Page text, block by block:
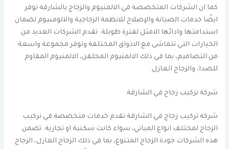
كما ان الشركات المتخصصة في الالمنيوم والزجاج بالشارقة توفر
ايضًا خدمات الصيانة والإصلاح للانظمة الزجاجية والالومنيوم لضمان
استدامتها وادائها الامثل لفترة طويلة. تقدم الشركات العديد من
الخيارات التي تتماشى مع الاذواق المختلفة وتوفر مجموعة واسعة
من التصاميم، بما في ذلك الالمنيوم المجلفن، الالمنيوم المقاوم
للصدا، والزجاج العازل.
شركة تركيب زجاج في الشارقة
شركة تركيب زجاج في الشارقة تقدم خدمات متخصصة في تركيب
الزجاج لمختلف انواع المباني، سواء كانت سكنية او تجارية. تضمن
هذه الشركات جودة الزجاج المتنوع، بما في ذلك الزجاج العازل، الزجاج